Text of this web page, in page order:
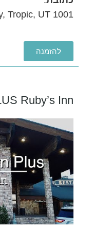
1001 Bryce Way, Tropic, UT
להזמנה
Ruby’s Inn